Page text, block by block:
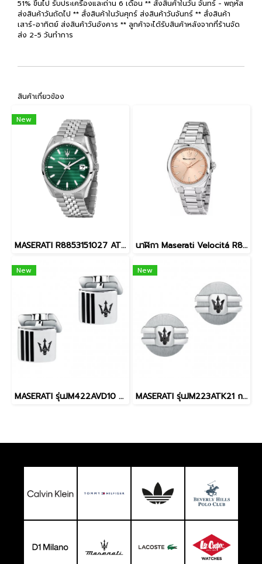
51% ขึ้นไป รับประเครื่องและถ่าน 6 เดือน ** สั่งสินค้าในวัน จันทร์ - พฤหัส
ส่งสินค้าวันถัดไป ** สั่งสินค้าในวันศุกร์ ส่งสินค้าวันจันทร์ ** สั่งสินค้า
เสาร์-อาทิตย์ ส่งสินค้าวันอังคาร ** ลูกค้าจะได้รับสินค้าหลังจากที่ร้านจัด
ส่ง 2-5 วันทำการ
สินค้าเกี่ยวข้อง
New
MASERATI R8853151027 ATTRAZIONE 43MM 3H GREEN นาฬิกาข้อมือ นาฬิกา ผู้ชาย นาฬิกา Maserati Velocitá R8853152505 women watch Silver-Rose Gold นาฬิกาข้อมือผู้หญิง
New
MASERATI รุ่นJM422AVD10 กระดุมเสื้อสูท
New
MASERATI รุ่นJM223ATK21 กระดุมเสื้อสูท